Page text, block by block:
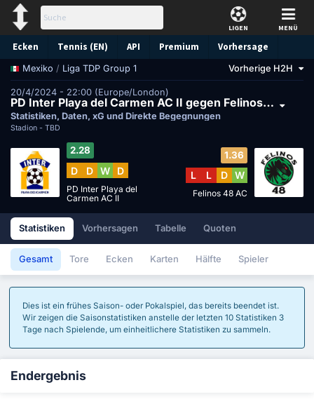
LIGEN MENÜ
Ecken Tennis (EN) API Premium Vorhersage
Mexiko / Liga TDP Group 1 Vorherige H2H
20/4/2024 - 22:00 (Europe/London)
PD Inter Playa del Carmen AC II gegen Felinos 48 AC
Statistiken, Daten, xG und Direkte Begegnungen
Stadion - TBD
2.28
D D W D
PD Inter Playa del
Carmen AC II
1.36
L L D W
Felinos 48 AC
Statistiken Vorhersagen Tabelle Quoten
Gesamt Tore Ecken Karten Hälfte Spieler
Dies ist ein frühes Saison- oder Pokalspiel, das bereits beendet ist.
Wir zeigen die Saisonstatistiken anstelle der letzten 10 Statistiken 3
Tage nach Spielende, um einheitlichere Statistiken zu sammeln.
Endergebnis